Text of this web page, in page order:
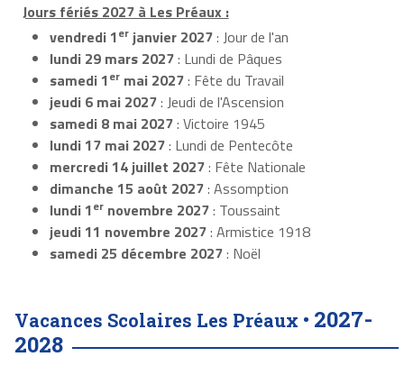
Jours fériés 2027 à Les Préaux :
vendredi 1er janvier 2027: Jour de l'an
lundi 29 mars 2027: Lundi de Pâques
samedi 1er mai 2027: Fête du Travail
jeudi 6 mai 2027: Jeudi de l'Ascension
samedi 8 mai 2027: Victoire 1945
lundi 17 mai 2027: Lundi de Pentecôte
mercredi 14 juillet 2027: Fête Nationale
dimanche 15 août 2027: Assomption
lundi 1er novembre 2027: Toussaint
jeudi 11 novembre 2027: Armistice 1918
samedi 25 décembre 2027: Noël
Vacances Scolaires Les Préaux • 2027-
2028